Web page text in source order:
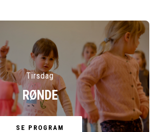
Tirsdag
RØNDE
SE PROGRAM